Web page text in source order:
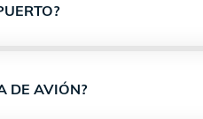
DE AVIÓN?